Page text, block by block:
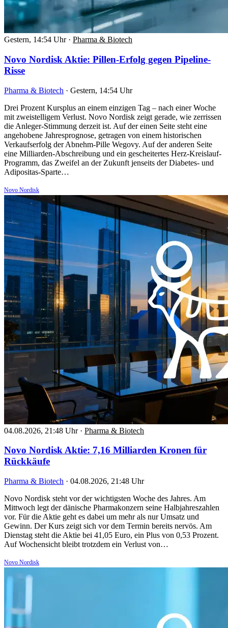
Gestern, 14:54 Uhr · Pharma & Biotech
Novo Nordisk Aktie: Pillen-Erfolg gegen Pipeline-
Risse
Pharma & Biotech · Gestern, 14:54 Uhr
Drei Prozent Kursplus an einem einzigen Tag – nach einer Woche
mit zweistelligem Verlust. Novo Nordisk zeigt gerade, wie zerrissen
die Anleger-Stimmung derzeit ist. Auf der einen Seite steht eine
angehobene Jahresprognose, getragen von einem historischen
Verkaufserfolg der Abnehm-Pille Wegovy. Auf der anderen Seite
eine Milliarden-Abschreibung und ein gescheitertes Herz-Kreislauf-
Programm, das Zweifel an der Zukunft jenseits der Diabetes- und
Adipositas-Sparte…
Novo Nordisk
04.08.2026, 21:48 Uhr · Pharma & Biotech
Novo Nordisk Aktie: 7,16 Milliarden Kronen für
Rückkäufe
Pharma & Biotech · 04.08.2026, 21:48 Uhr
Novo Nordisk steht vor der wichtigsten Woche des Jahres. Am
Mittwoch legt der dänische Pharmakonzern seine Halbjahreszahlen
vor. Für die Aktie geht es dabei um mehr als nur Umsatz und
Gewinn. Der Kurs zeigt sich vor dem Termin bereits nervös. Am
Dienstag steht die Aktie bei 41,05 Euro, ein Plus von 0,53 Prozent.
Auf Wochensicht bleibt trotzdem ein Verlust von…
Novo Nordisk